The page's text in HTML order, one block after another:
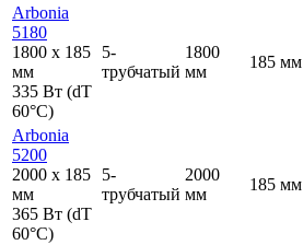
Arbonia
5180
1800 x 185
мм
335 Вт (dT
60°C)
5-
трубчатый
1800
мм
185 мм
Arbonia
5200
2000 x 185
мм
365 Вт (dT
60°C)
5-
трубчатый
2000
мм
185 мм